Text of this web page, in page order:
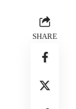
SHARE